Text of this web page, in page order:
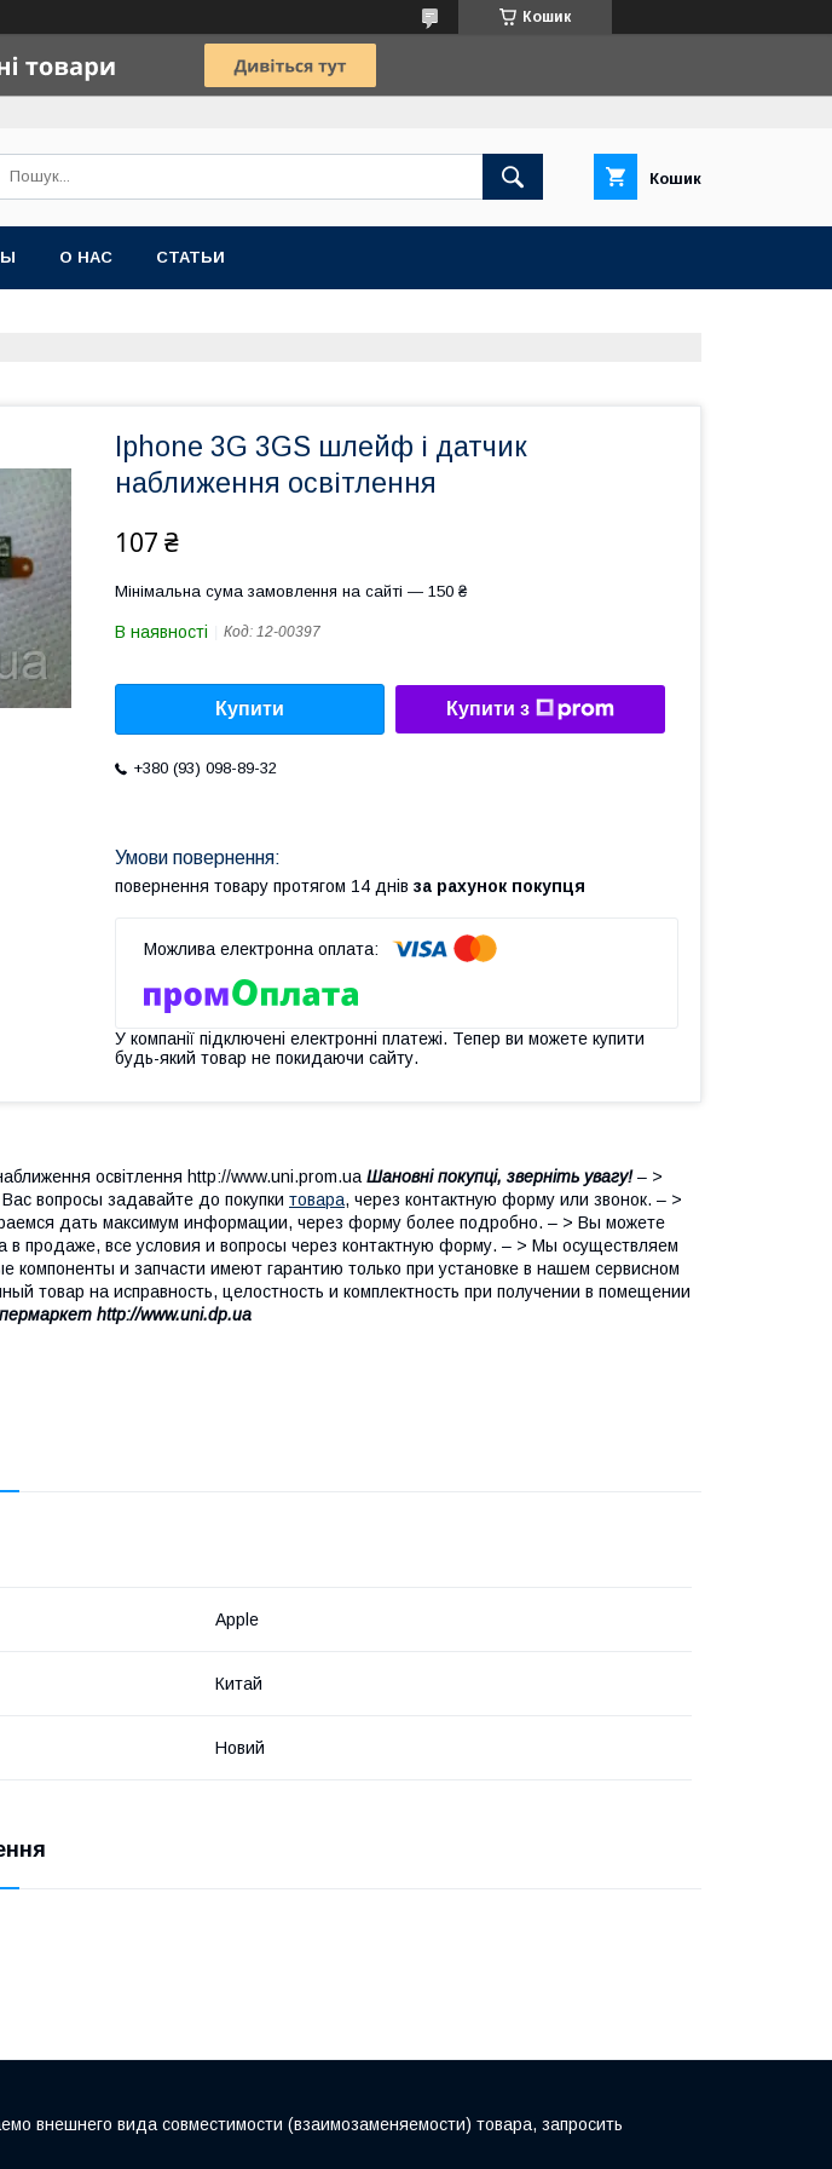
Кошик
Кошик
О НАС СТАТЬИ
Iphone 3G 3GS шлейф і датчик
наближення освітлення
107 ₴
Мінімальна сума замовлення на сайті — 150 ₴
В наявності Код: 12-00397
Купити Купити з
+380 (93) 098-89-32
повернення товару протягом 14 днів за рахунок покупця
У компанії підключені електронні платежі. Тепер ви можете купити
будь-який товар не покидаючи сайту.
освітлення http://www.uni.prom.ua Шановні покупці, зверніть увагу!– >
вопросы задавайте до покупки товара, через контактную форму или звонок. – >
дать максимум информации, через форму более подробно. – > Вы можете
в продаже, все условия и вопросы через контактную форму. – > Мы осуществляем
компоненты и запчасти имеют гарантию только при установке в нашем сервисном
товар на исправность, целостность и комплектность при получении в помещении
http://www.uni.dp.ua
Apple
Китай
Новий
внешнего вида совместимости (взаимозаменяемости) товара, запросить